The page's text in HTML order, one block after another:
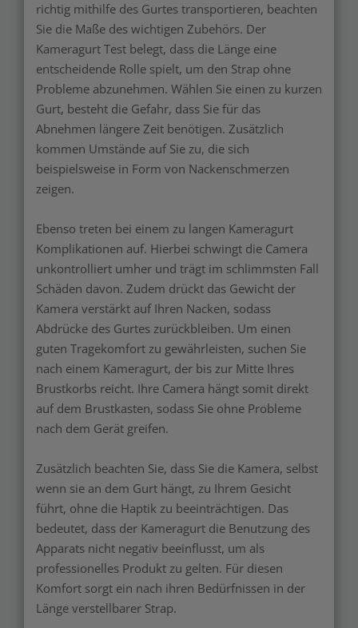
richtig mithilfe des Gurtes transportieren, beachten
Sie die Maße des wichtigen Zubehörs. Der
Kameragurt Test belegt, dass die Länge eine
entscheidende Rolle spielt, um den Strap ohne
Probleme abzunehmen. Wählen Sie einen zu kurzen
Gurt, besteht die Gefahr, dass Sie für das
Abnehmen längere Zeit benötigen. Zusätzlich
kommen Umstände auf Sie zu, die sich
beispielsweise in Form von Nackenschmerzen
zeigen.
Ebenso treten bei einem zu langen Kameragurt
Komplikationen auf. Hierbei schwingt die Camera
unkontrolliert umher und trägt im schlimmsten Fall
Schäden davon. Zudem drückt das Gewicht der
Kamera verstärkt auf Ihren Nacken, sodass
Abdrücke des Gurtes zurückbleiben. Um einen
guten Tragekomfort zu gewährleisten, suchen Sie
nach einem Kameragurt, der bis zur Mitte Ihres
Brustkorbs reicht. Ihre Camera hängt somit direkt
auf dem Brustkasten, sodass Sie ohne Probleme
nach dem Gerät greifen.
Zusätzlich beachten Sie, dass Sie die Kamera, selbst
wenn sie an dem Gurt hängt, zu Ihrem Gesicht
führt, ohne die Haptik zu beeinträchtigen. Das
bedeutet, dass der Kameragurt die Benutzung des
Apparats nicht negativ beeinflusst, um als
professionelles Produkt zu gelten. Für diesen
Komfort sorgt ein nach ihren Bedürfnissen in der
Länge verstellbarer Strap.